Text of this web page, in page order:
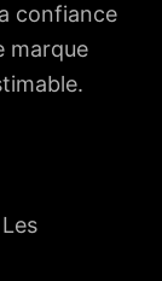
confiance
marque